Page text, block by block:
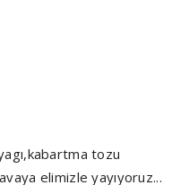
tozu
elimizle yayıyoruz...